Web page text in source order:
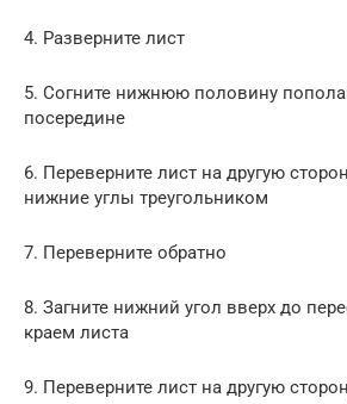
4. Разверните лист
5. Согните нижнюю половину
посередине
6. Переверните лист на другую
нижние углы треугольником
7. Переверните обратно
8. Загните нижний угол вверх до
краем листа
9. Переверните лист на другую